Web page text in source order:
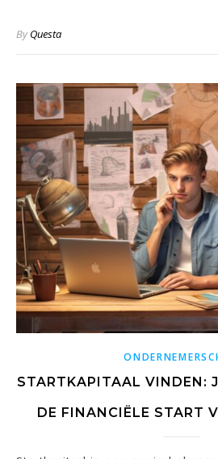
ByQuesta
STARTKAPITAAL VINDEN:
DE FINANCIËLE START